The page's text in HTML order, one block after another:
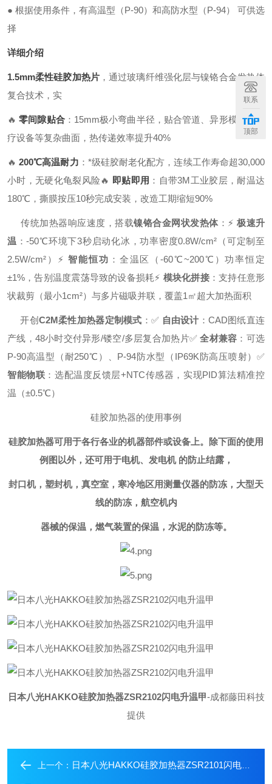
● 根据使用条件，有高温型（P-90）和高防水型（P-94） 可供选
择
详细介绍
1.5mm柔性硅胶加热片，通过玻璃纤维强化层与镍铬合金发热体
复合技术，实
🔥零间隙贴合：15mm极小弯曲半径，贴合管道、异形模具、医
疗设备等复杂曲面，热传递效率提升40%
🔥200℃高温耐力 ：*级硅胶耐老化配方，连续工作寿命超30,000
小时，无硬化龟裂风险🔥 即贴即用 ：自带3M工业胶层，耐温达
180℃，撕膜按压10秒完成安装，改造工期缩短90%
传统加热器响应速度，搭载镍铬合金网状发热体： ⚡极速升
温 ：-50℃环境下3秒启动化冰，功率密度0.8W/cm²（可定制至
2.5W/cm²）
⚡智能恒功 ：全温区（-60℃~200℃）功率恒定
±1%，告别温度震荡导致的设备损耗⚡ 模块化拼接：支持任意形
状裁剪（最小1cm²）与多片磁吸并联，覆盖1㎡超大加热面积
开创 C2M柔性加热器定制模式 ： ✅ 自由设计 ：CAD图纸直连
产线，48小时交付异形/镂空/多层复合加热片✅全材兼容 ：可选
P-90高温型（耐250℃）、P-94防水型（IP69K防高压喷射） ✅
智能物联 ：选配温度反馈层+NTC传感器，实现PID算法精准控
温（±0.5℃）
硅胶加热器的使用事例
硅胶加热器可用于各行各业的机器部件或设备上。除下面的使用
例图以外，还可用于电机、发电机 的防止结露，
封口机，塑封机，真空室，寒冷地区用测量仪器的防冻，大型天
线的防冻，航空机内
器械的保温，燃气装置的保温，水泥的防冻等。
日本八光HAKKO硅胶加热器ZSR2102闪电升温甲-成都藤田科技
提供
上一个： 日本八光HAKKO硅胶加热器ZSR2101闪电升温甲
联系
顶部